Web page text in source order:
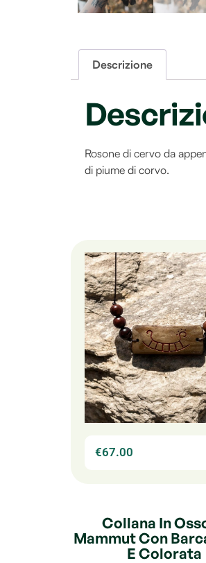
Descrizione
Rosone di cervo da
di piume di corvo.
€67.00
Collana In
Mammut Con
E Colorata